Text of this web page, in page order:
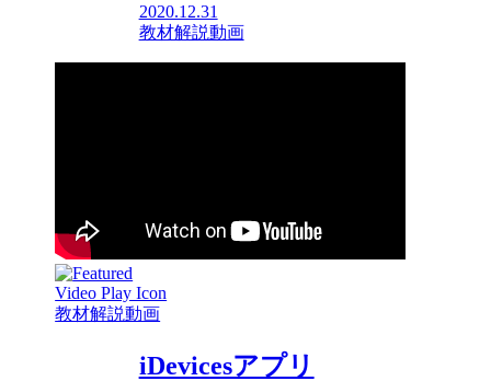
2020.12.31
教材解説動画
教材解説動画
iDevicesアプリ